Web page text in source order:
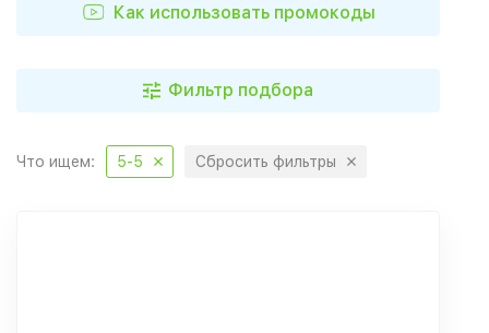
Как использовать промокоды
Фильтр подбора
Что ищем: 5-5 Сбросить фильтры